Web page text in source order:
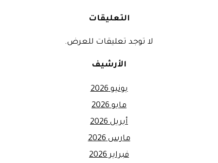
التعليقات
لا توجد تعليقات للعرض.
الأرشيف
يونيو 2026
مايو 2026
أبريل 2026
مارس 2026
فبراير 2026